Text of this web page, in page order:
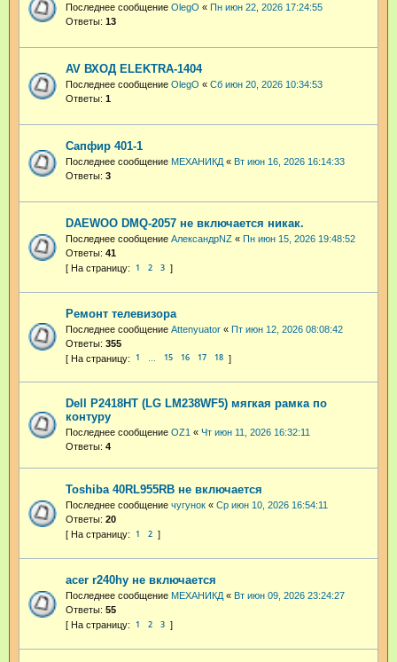
Последнее сообщение OlegO « Пн июн 22, 2026 17:24:55
Ответы: 13
AV ВХОД ELEKTRA-1404
Последнее сообщение OlegO « Сб июн 20, 2026 10:34:53
Ответы: 1
Сапфир 401-1
Последнее сообщение МЕХАНИКД « Вт июн 16, 2026 16:14:33
Ответы: 3
DAEWOO DMQ-2057 не включается никак.
Последнее сообщение АлександрNZ « Пн июн 15, 2026 19:48:52
Ответы: 41
1 2 3
Ремонт телевизора
Последнее сообщение Attenyuator « Пт июн 12, 2026 08:08:42
Ответы: 355
1 15 16 17 18
Dell P2418HT (LG LM238WF5) мягкая рамка по
контуру
Последнее сообщение OZ1 « Чт июн 11, 2026 16:32:11
Ответы: 4
Toshiba 40RL955RB не включается
Последнее сообщение чугунок « Ср июн 10, 2026 16:54:11
Ответы: 20
1 2
acer r240hy не включается
Последнее сообщение МЕХАНИКД « Вт июн 09, 2026 23:24:27
Ответы: 55
1 2 3